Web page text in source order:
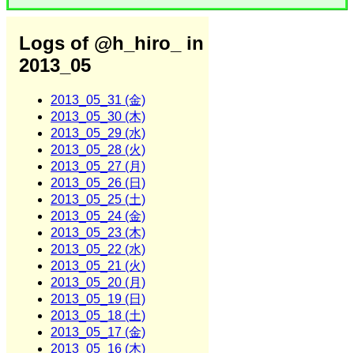
Logs of @h_hiro_ in
2013_05
2013_05_31 (金)
2013_05_30 (木)
2013_05_29 (水)
2013_05_28 (火)
2013_05_27 (月)
2013_05_26 (日)
2013_05_25 (土)
2013_05_24 (金)
2013_05_23 (木)
2013_05_22 (水)
2013_05_21 (火)
2013_05_20 (月)
2013_05_19 (日)
2013_05_18 (土)
2013_05_17 (金)
2013_05_16 (木)